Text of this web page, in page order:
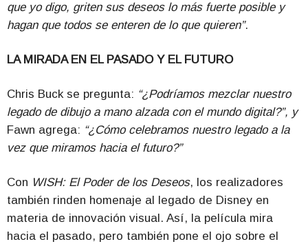
que yo digo, griten sus deseos lo más fuerte posible y
hagan que todos se enteren de lo que quieren”.
LA MIRADA EN EL PASADO Y EL FUTURO
Chris Buck se pregunta: “¿Podríamos mezclar nuestro
legado de dibujo a mano alzada con el mundo digital?”, y
Fawn agrega: “¿Cómo celebramos nuestro legado a la
vez que miramos hacia el futuro?”
Con WISH: El Poder de los Deseos, los realizadores
también rinden homenaje al legado de Disney en
materia de innovación visual. Así, la película mira
hacia el pasado, pero también pone el ojo sobre el